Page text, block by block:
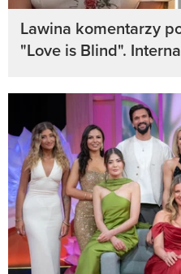
Lawina komentarzy
"Love is Blind".